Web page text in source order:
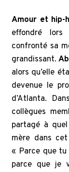
Amour et hip-
effondré lors
confronté sa
grandissant.
alors qu’elle
devenue le
d’Atlanta.
collègues
partagé à
mère dans
« Parce que tu
parce que je